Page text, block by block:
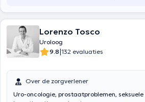
Lorenzo Tosco
Uroloog
9.8|132 evaluaties
Over de zorgverlener
Uro-oncologie, prostaatproblemen,